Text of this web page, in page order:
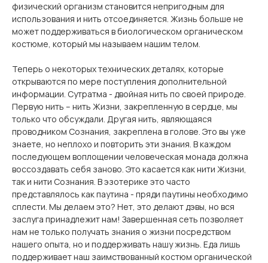
физический организм становится непригодным для
использования и нить отсоединяется. Жизнь больше не
может поддерживаться в биологическом органическом
костюме, который мы называем нашим телом.
Теперь о некоторых технических деталях, которые
открываются по мере поступления дополнительной
информации. Сутратма - двойная нить по своей природе.
Первую нить – нить Жизни, закрепленную в сердце, мы
только что обсуждали. Другая нить, являющаяся
проводником Сознания, закреплена в голове. Это вы уже
знаете, но неплохо и повторить эти знания. В каждом
последующем воплощении человеческая монада должна
воссоздавать себя заново. Это касается как нити Жизни,
так и нити Сознания. В эзотерике это часто
представлялось как паутина - пряди паутины необходимо
сплести. Мы делаем это? Нет, это делают дэвы, но вся
заслуга принадлежит нам! Завершенная сеть позволяет
нам не только получать знания о жизни посредством
нашего опыта, но и поддерживать нашу жизнь. Еда лишь
поддерживает наш заимствованный костюм органической